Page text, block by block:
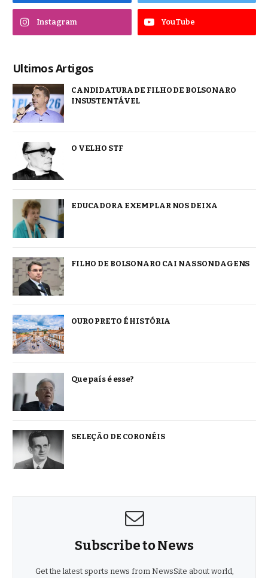
Instagram YouTube
Ultimos Artigos
CANDIDATURA DE FILHO DE BOLSONARO
INSUSTENTÁVEL
O VELHO STF
EDUCADORA EXEMPLAR NOS DEIXA
FILHO DE BOLSONARO CAI NAS SONDAGENS
OURO PRETO É HISTÓRIA
Que país é esse?
SELEÇÃO DE CORONÉIS
Subscribe to News
Get the latest sports news from NewsSite about world,